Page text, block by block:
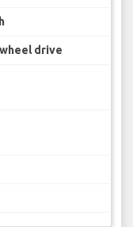
drive